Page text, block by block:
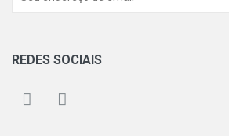
REDES SOCIAIS